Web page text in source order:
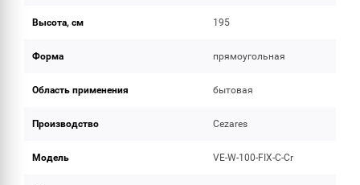
Высота, см 195
Форма прямоугольная
Область применения бытовая
Производство Cezares
Модель VE-W-100-FIX-C-Cr